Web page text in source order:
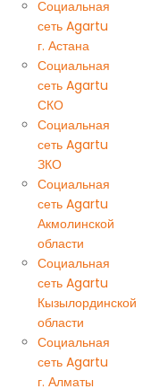
Социальная
сеть Agartu
г. Астана
Социальная
сеть Agartu
СКО
Социальная
сеть Agartu
ЗКО
Социальная
сеть Agartu
Акмолинской
области
Социальная
сеть Agartu
Кызылординской
области
Социальная
сеть Agartu
г. Алматы